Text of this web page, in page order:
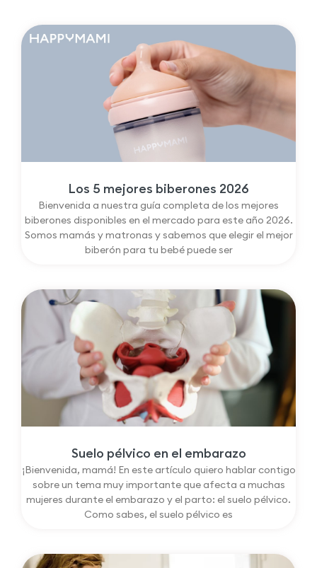
Los 5 mejores biberones 2026
Bienvenida a nuestra guía completa de los mejores
biberones disponibles en el mercado para este año 2026.
Somos mamás y matronas y sabemos que elegir el mejor
biberón para tu bebé puede ser
Suelo pélvico en el embarazo
¡Bienvenida, mamá! En este artículo quiero hablar contigo
sobre un tema muy importante que afecta a muchas
mujeres durante el embarazo y el parto: el suelo pélvico.
Como sabes, el suelo pélvico es